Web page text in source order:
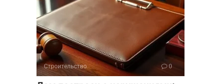
Строительство 0